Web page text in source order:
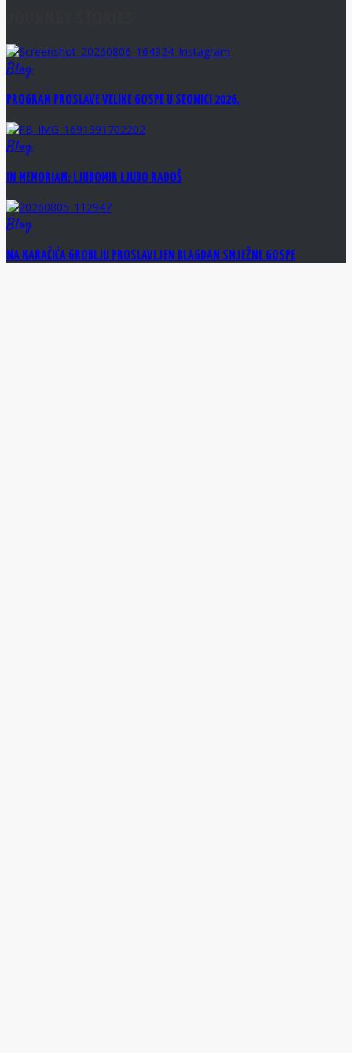
Blog
PROGRAM PROSLAVE VELIKE GOSPE U SEONICI 2026.
Blog
IN MEMORIAM: LJUBOMIR LJUBO RADOŠ
Blog
NA KARAČIĆA GROBLJU PROSLAVLJEN BLAGDAN SNJEŽNE GOSPE